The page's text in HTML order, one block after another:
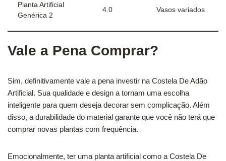
Planta Artificial
Genérica 2
4.0 Vasos variados
Vale a Pena Comprar?
Sim, definitivamente vale a pena investir na Costela De Adão
Artificial. Sua qualidade e design a tornam uma escolha
inteligente para quem deseja decorar sem complicação. Além
disso, a durabilidade do material garante que você não terá que
comprar novas plantas com frequência.
Emocionalmente, ter uma planta artificial como a Costela De